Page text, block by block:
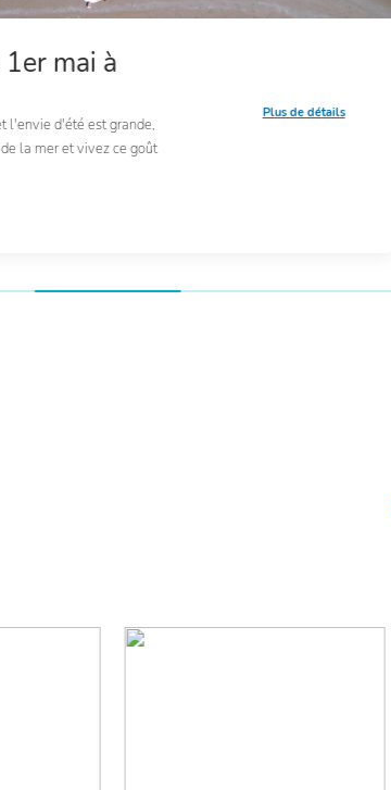
Plus de détails
mai à
l'envie d'été est grande,
la mer et vivez ce goût